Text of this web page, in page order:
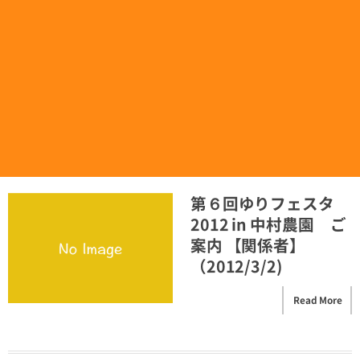
第６回ゆりフェスタ
2012 in 中村農園 ご
案内 【関係者】
（2012/3/2)
Read More